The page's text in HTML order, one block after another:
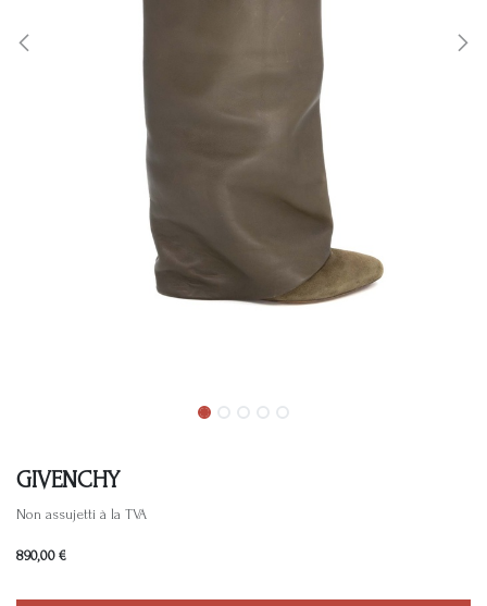
GIVENCHY
Non assujetti à la TVA
890,00 €